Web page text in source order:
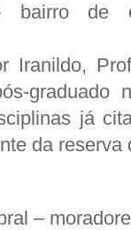
bairro
Iranildo,
graduado
já
da reserva
–